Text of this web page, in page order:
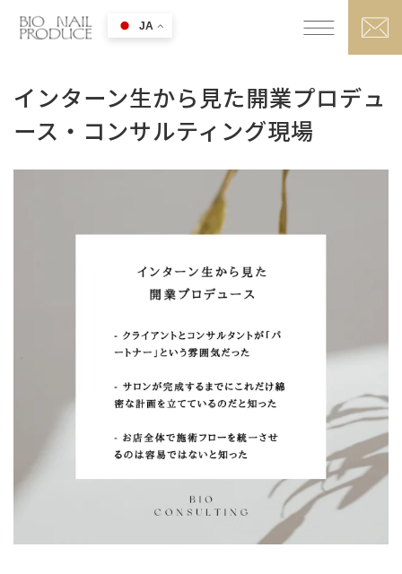
インターン生から見た開業プロデュ
ース・コンサルティング現場